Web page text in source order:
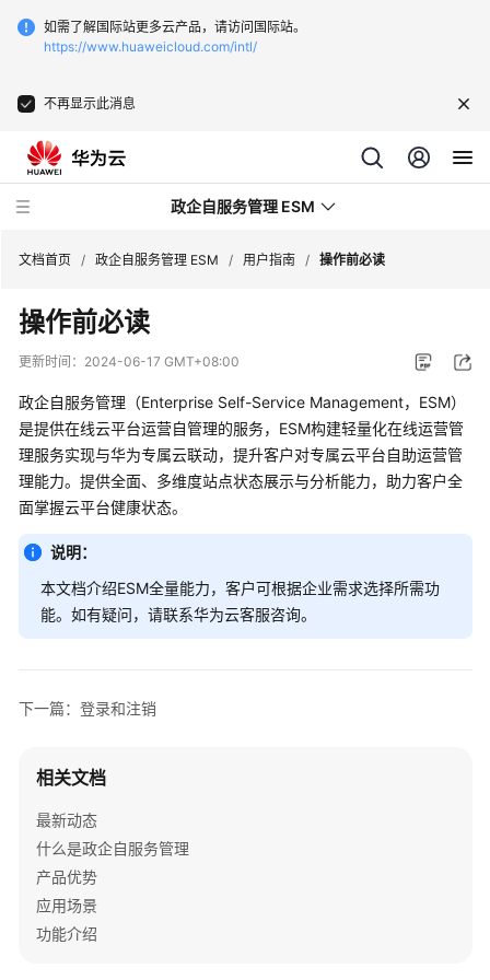
如需了解国际站更多云产品，请访问国际站。
https://www.huaweicloud.com/intl/
不再显示此消息
政企自服务管理 ESM
最
新
态
产
品
介
速
入
户
南
操
作
前
读
文档首页 / 政企自服务管理 ESM / 用户指南 / 操作前必读
操作前必读
更新时间： 2024-06-17 GMT+08:00
政企自服务管理（Enterprise Self-Service Management，ESM）
是提供在线云平台运营自管理的服务，ESM构建轻量化在线运营管
理服务实现与华为专属云联动，提升客户对专属云平台自助运营管
理能力。提供全面、多维度站点状态展示与分析能力，助力客户全
面掌握云平台健康状态。
说明：
本文档介绍ESM全量能力，客户可根据企业需求选择所需功
能。如有疑问，请联系华为云客服咨询。
下一篇：登录和注销
相关文档
最新动态
什么是政企自服务管理
产品优势
应用场景
功能介绍